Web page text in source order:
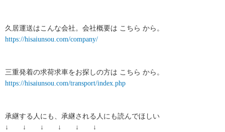
久居運送はこんな会社。会社概要は こちら から。
https://hisaiunsou.com/company/
三重発着の求荷求車をお探しの方は こちら から。
https://hisaiunsou.com/transport/index.php
承継する人にも、承継される人にも読んでほしい
↓ ↓ ↓ ↓ ↓ ↓